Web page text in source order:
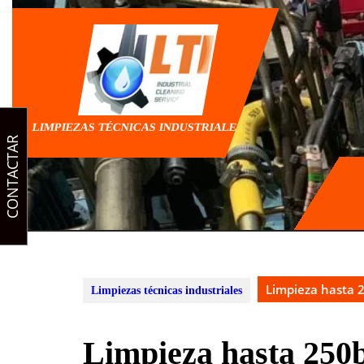
Saltar
LIMPIEZAS TÉCNICAS INDUSTRIALES
Limpiezas técnicas industriales Limpieza hasta
Limpieza hasta
CONTACTAR